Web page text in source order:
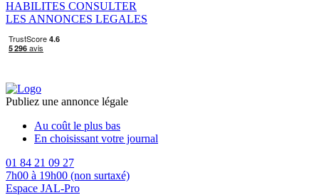
HABILITES CONSULTER
LES ANNONCES LEGALES
Publiez une annonce légale
Au coût le plus bas
En choisissant votre journal
01 84 21 09 27
7h00 à 19h00 (non surtaxé)
Espace JAL-Pro